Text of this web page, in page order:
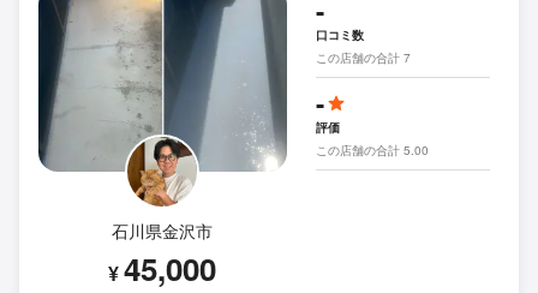
石川県金沢市
¥45,000
-
口コミ数
この店舗の合計 7
-
評価
この店舗の合計 5.00